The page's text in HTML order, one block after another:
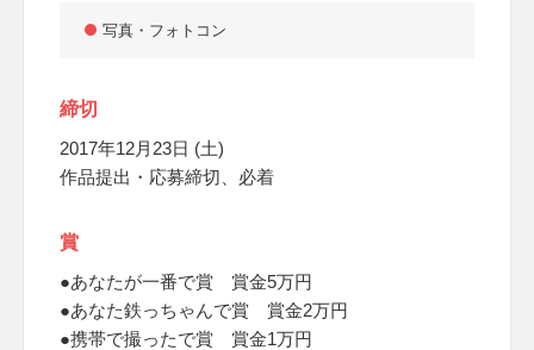
写真・フォトコン
締切
2017年12月23日 (土)
作品提出・応募締切、必着
賞
●あなたが一番で賞 賞金5万円
●あなた鉄っちゃんで賞 賞金2万円
●携帯で撮ったで賞 賞金1万円